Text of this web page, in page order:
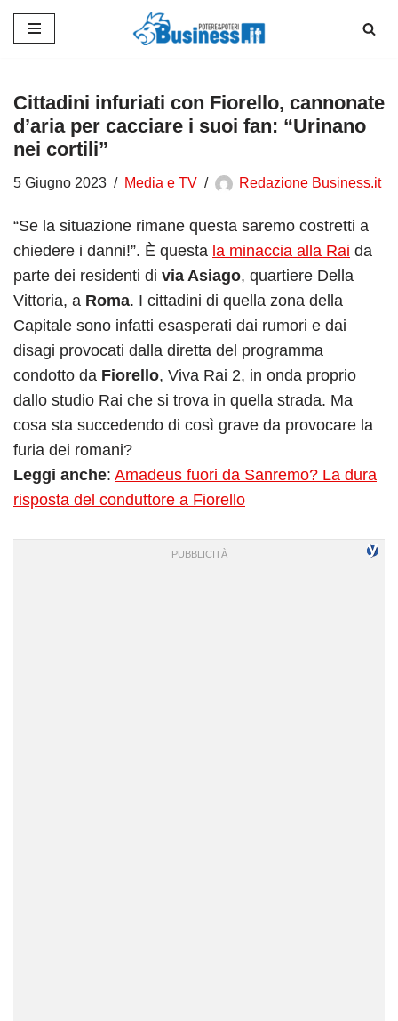
contenuto
Cittadini infuriati con Fiorello, cannonate
d’aria per cacciare i suoi fan: “Urinano
nei cortili”
5 Giugno 2023 Media e TV Redazione Business.it
“Se la situazione rimane questa saremo costretti a
chiedere i danni!”. È questa la minaccia alla Rai da
parte dei residenti di via Asiago, quartiere Della
Vittoria, a Roma. I cittadini di quella zona della
Capitale sono infatti esasperati dai rumori e dai
disagi provocati dalla diretta del programma
condotto da Fiorello, Viva Rai 2, in onda proprio
dallo studio Rai che si trova in quella strada. Ma
cosa sta succedendo di così grave da provocare la
furia dei romani?
Leggi anche: Amadeus fuori da Sanremo? La dura
risposta del conduttore a Fiorello